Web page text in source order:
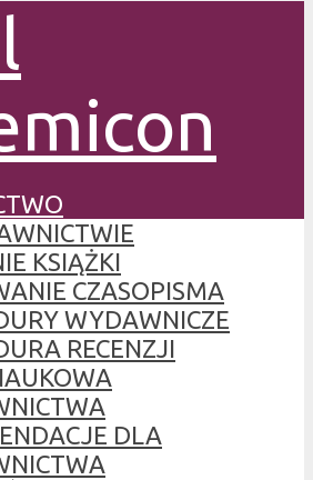
KSIĄŻKI
CZASOPISMA
WYDAWNICZE
RECENZJI
DLA